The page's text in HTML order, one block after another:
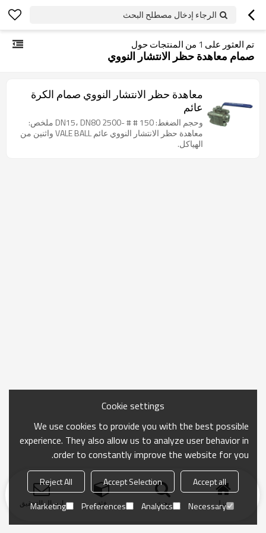
الرجاء إدخال مصطلح البحث
تم العثور على 1 من المنتجات حول
صمام معاهدة حظر الانتشار النووي
معاهدة حظر الانتشار النووي صمام الكرة
عائم
وحجم الضغط: 150 # # -2500 DN15، DN80 ملخص:
معاهدة حظر الانتشار النووي عائم VALE BALL واثنين من
الهياكل.
منزل بحث فئة ارسال التحقيق
Cookie settings
We use cookies to provide you with the best possible
experience. They also allow us to analyze user behavior in
order to constantly improve the website for you.
Accept all
Accept Selection
Reject All
Necessary
Analytics
Preferences
Marketing